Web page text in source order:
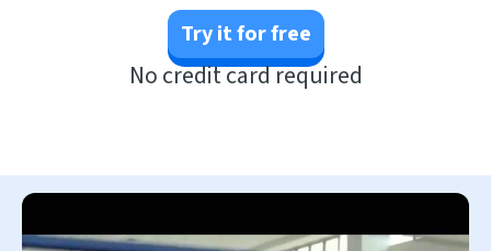
Try it for free
No credit card required